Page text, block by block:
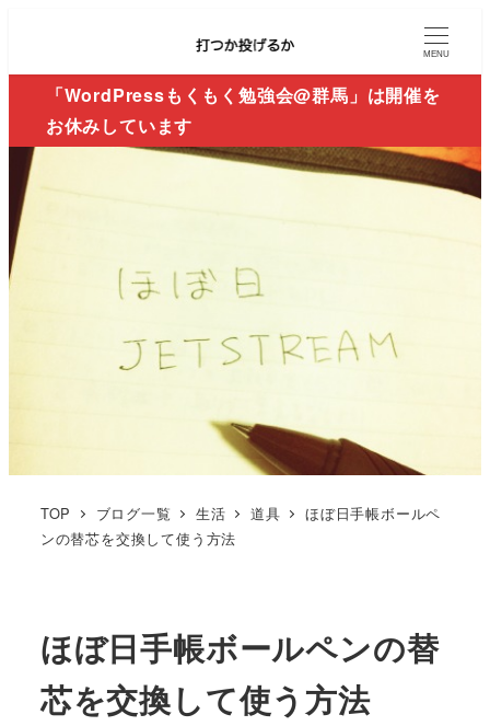
MENU
「WordPressもくもく勉強会@群馬」は開催を
お休みしています
TOP ブログ一覧 生活 道具
ほぼ日手帳ボールペ
ンの替芯を交換して使う方法
ほぼ日手帳ボールペンの替
芯を交換して使う方法